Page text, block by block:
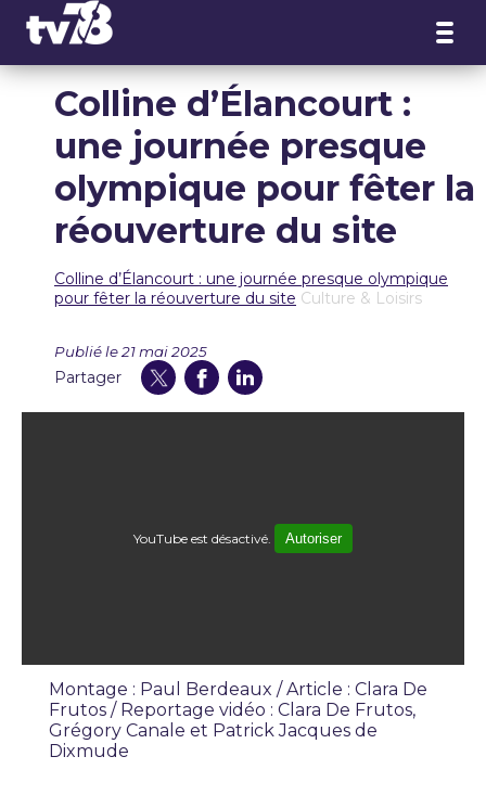
Colline d’Élancourt :
une journée presque
olympique pour fêter la
réouverture du site
Colline d’Élancourt : une journée presque olympique
pour fêter la réouverture du site Culture & Loisirs
Publié le 21 mai 2025
Partager
YouTube est désactivé. Autoriser
Montage : Paul Berdeaux / Article : Clara De
Frutos / Reportage vidéo : Clara De Frutos,
Grégory Canale et Patrick Jacques de
Dixmude
Panneau de gestion des cookies